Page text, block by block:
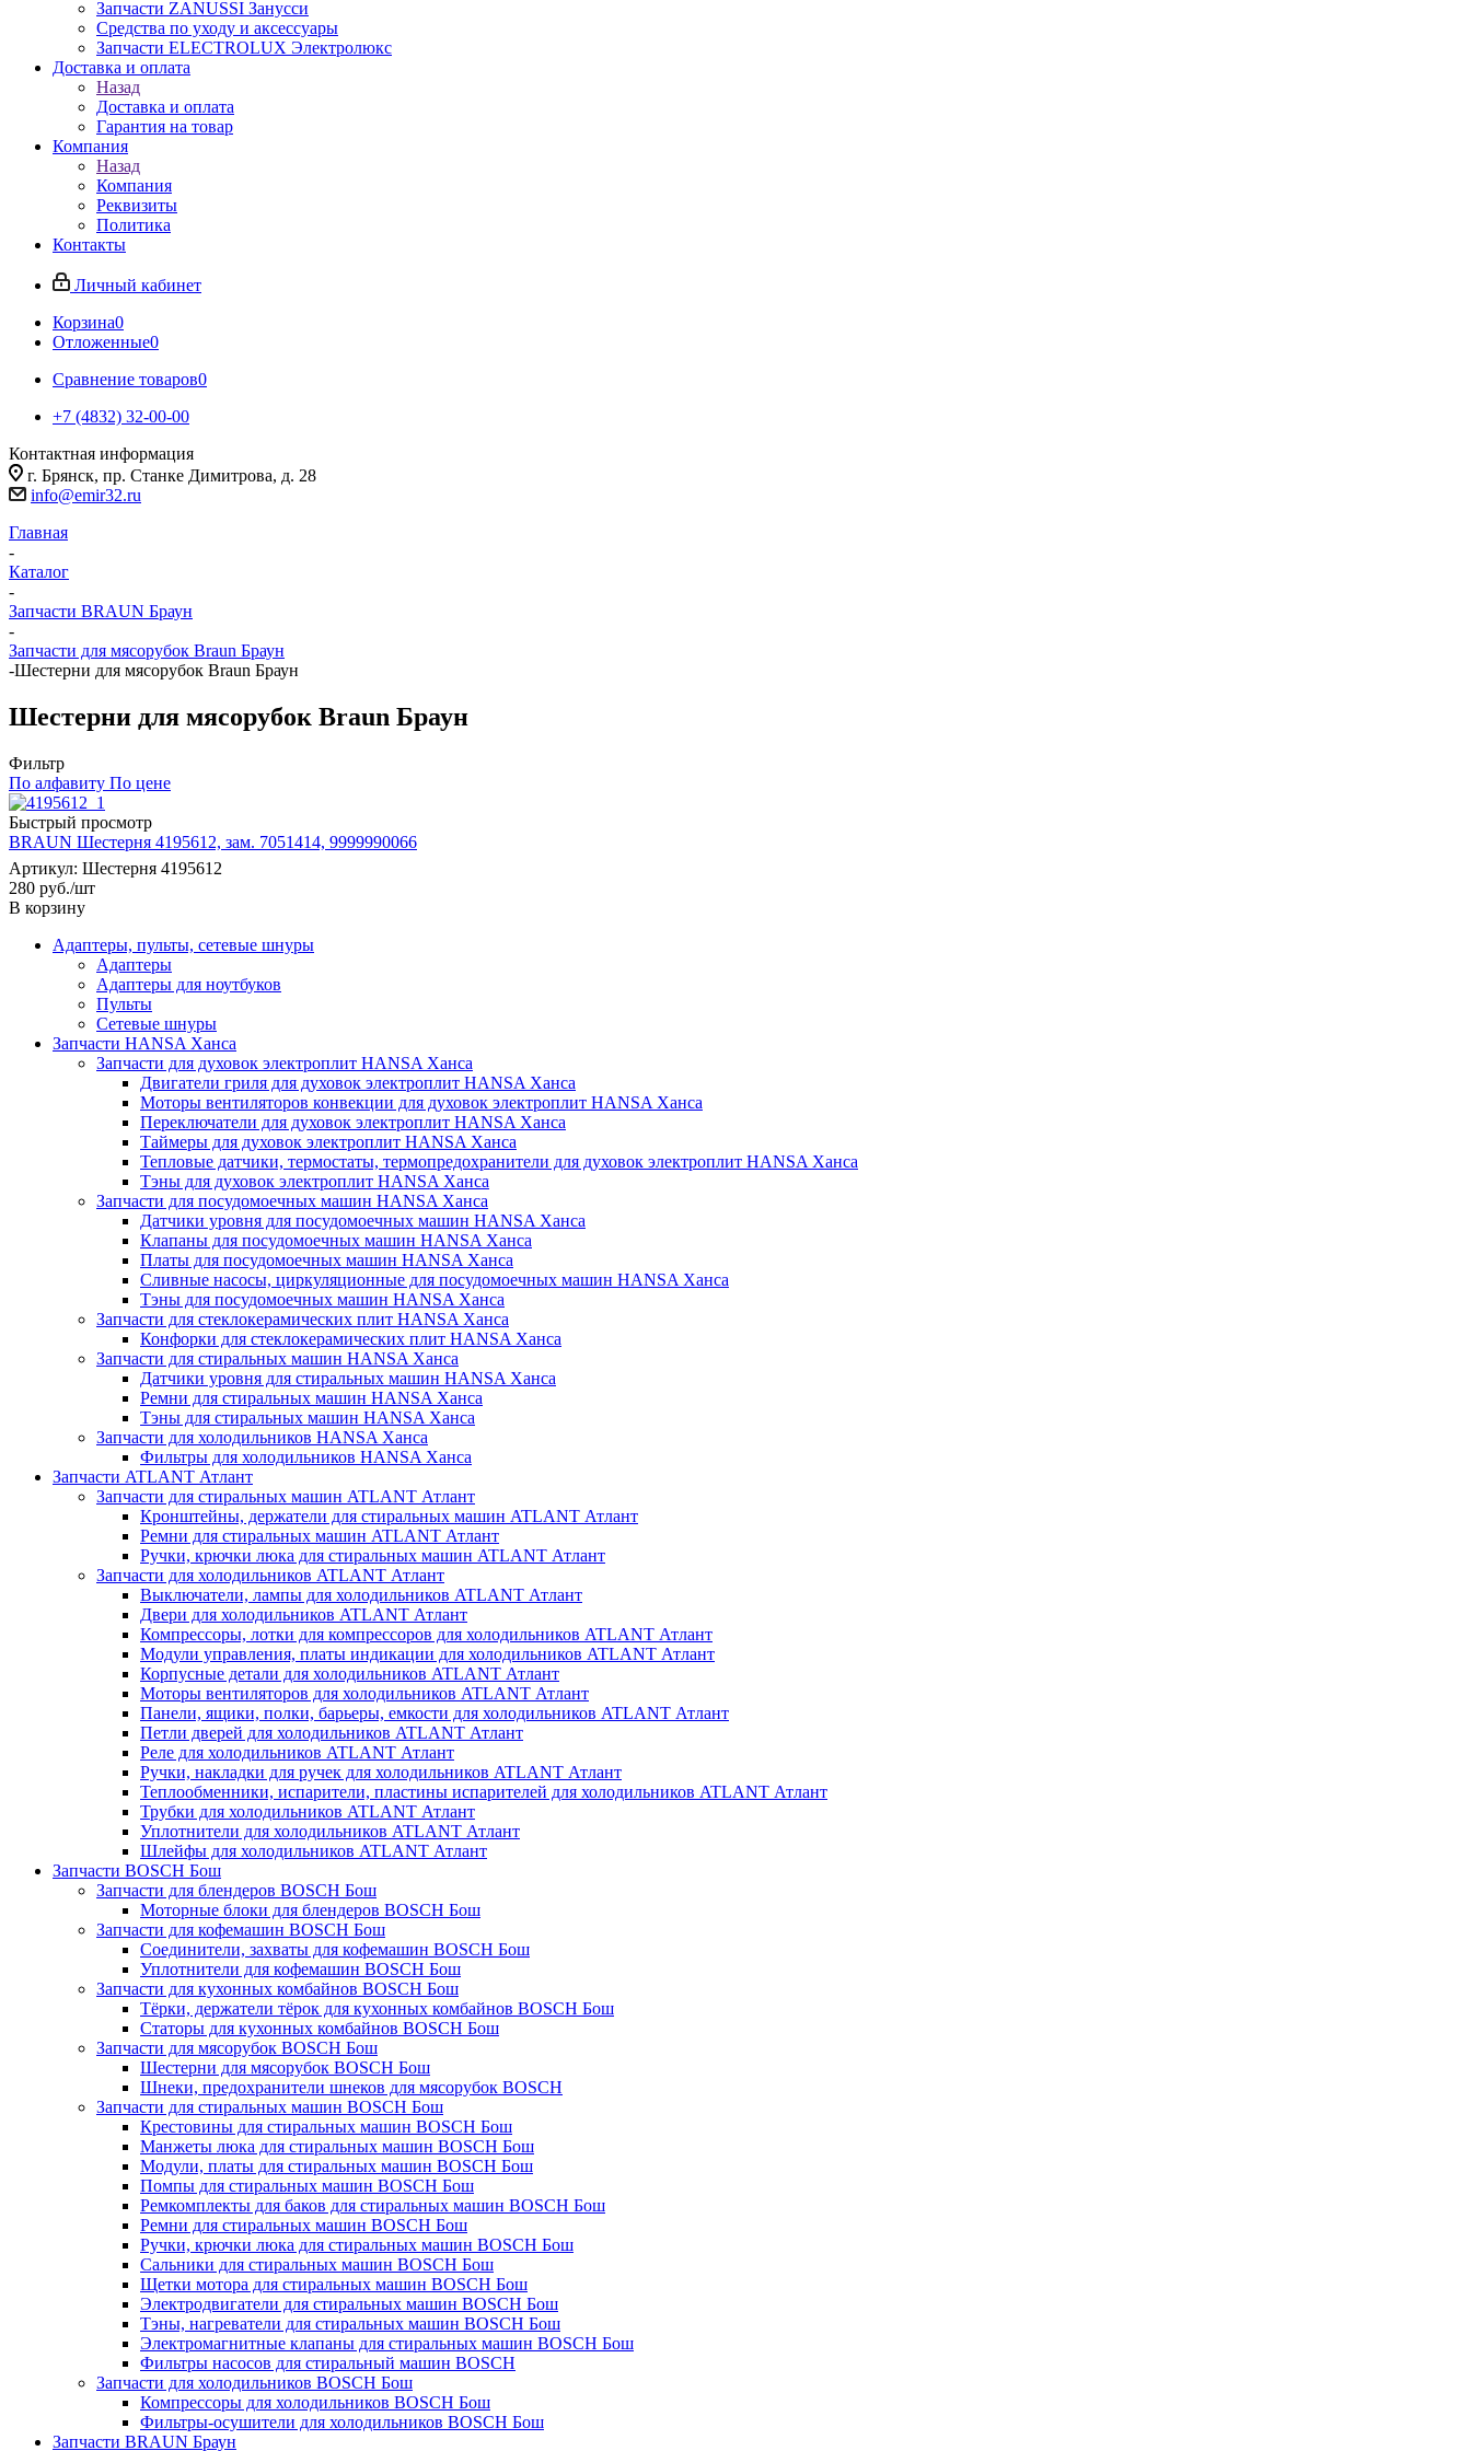
Запчасти ZANUSSI Занусси
Средства по уходу и аксессуары
Запчасти ELECTROLUX Электролюкс
Доставка и оплата
Назад
Доставка и оплата
Гарантия на товар
Компания
Назад
Компания
Реквизиты
Политика
Контакты
Личный кабинет
Корзина0
Отложенные0
Сравнение товаров0
+7 (4832) 32-00-00
Контактная информация
г. Брянск, пр. Станке Димитрова, д. 28
info@emir32.ru
Главная
-
Каталог
-
Запчасти BRAUN Браун
-
Запчасти для мясорубок Braun Браун
-Шестерни для мясорубок Braun Браун
Шестерни для мясорубок Braun Браун
Фильтр
По алфавиту По цене
Быстрый просмотр
BRAUN Шестерня 4195612, зам. 7051414, 9999990066
Артикул: Шестерня 4195612
280 руб./шт
В корзину
Адаптеры, пульты, сетевые шнуры
Адаптеры
Адаптеры для ноутбуков
Пульты
Сетевые шнуры
Запчасти HANSA Ханса
Запчасти для духовок электроплит HANSA Ханса
Двигатели гриля для духовок электроплит HANSA Ханса
Моторы вентиляторов конвекции для духовок электроплит HANSA Ханса
Переключатели для духовок электроплит HANSA Ханса
Таймеры для духовок электроплит HANSA Ханса
Тепловые датчики, термостаты, термопредохранители для духовок электроплит HANSA Ханса
Тэны для духовок электроплит HANSA Ханса
Запчасти для посудомоечных машин HANSA Ханса
Датчики уровня для посудомоечных машин HANSA Ханса
Клапаны для посудомоечных машин HANSA Ханса
Платы для посудомоечных машин HANSA Ханса
Сливные насосы, циркуляционные для посудомоечных машин HANSA Ханса
Тэны для посудомоечных машин HANSA Ханса
Запчасти для стеклокерамических плит HANSA Ханса
Конфорки для стеклокерамических плит HANSA Ханса
Запчасти для стиральных машин HANSA Ханса
Датчики уровня для стиральных машин HANSA Ханса
Ремни для стиральных машин HANSA Ханса
Тэны для стиральных машин HANSA Ханса
Запчасти для холодильников HANSA Ханса
Фильтры для холодильников HANSA Ханса
Запчасти ATLANT Атлант
Запчасти для стиральных машин ATLANT Атлант
Кронштейны, держатели для стиральных машин ATLANT Атлант
Ремни для стиральных машин ATLANT Атлант
Ручки, крючки люка для стиральных машин ATLANT Атлант
Запчасти для холодильников ATLANT Атлант
Выключатели, лампы для холодильников ATLANT Атлант
Двери для холодильников ATLANT Атлант
Компрессоры, лотки для компрессоров для холодильников ATLANT Атлант
Модули управления, платы индикации для холодильников ATLANT Атлант
Корпусные детали для холодильников ATLANT Атлант
Моторы вентиляторов для холодильников ATLANT Атлант
Панели, ящики, полки, барьеры, емкости для холодильников ATLANT Атлант
Петли дверей для холодильников ATLANT Атлант
Реле для холодильников ATLANT Атлант
Ручки, накладки для ручек для холодильников ATLANT Атлант
Теплообменники, испарители, пластины испарителей для холодильников ATLANT Атлант
Трубки для холодильников ATLANT Атлант
Уплотнители для холодильников ATLANT Атлант
Шлейфы для холодильников ATLANT Атлант
Запчасти BOSCH Бош
Запчасти для блендеров BOSCH Бош
Моторные блоки для блендеров BOSCH Бош
Запчасти для кофемашин BOSCH Бош
Соединители, захваты для кофемашин BOSCH Бош
Уплотнители для кофемашин BOSCH Бош
Запчасти для кухонных комбайнов BOSCH Бош
Тёрки, держатели тёрок для кухонных комбайнов BOSCH Бош
Статоры для кухонных комбайнов BOSCH Бош
Запчасти для мясорубок BOSCH Бош
Шестерни для мясорубок BOSCH Бош
Шнеки, предохранители шнеков для мясорубок BOSCH
Запчасти для стиральных машин BOSCH Бош
Крестовины для стиральных машин BOSCH Бош
Манжеты люка для стиральных машин BOSCH Бош
Модули, платы для стиральных машин BOSCH Бош
Помпы для стиральных машин BOSCH Бош
Ремкомплекты для баков для стиральных машин BOSCH Бош
Ремни для стиральных машин BOSCH Бош
Ручки, крючки люка для стиральных машин BOSCH Бош
Сальники для стиральных машин BOSCH Бош
Щетки мотора для стиральных машин BOSCH Бош
Электродвигатели для стиральных машин BOSCH Бош
Тэны, нагреватели для стиральных машин BOSCH Бош
Электромагнитные клапаны для стиральных машин BOSCH Бош
Фильтры насосов для стиральный машин BOSCH
Запчасти для холодильников BOSCH Бош
Компрессоры для холодильников BOSCH Бош
Фильтры-осушители для холодильников BOSCH Бош
Запчасти BRAUN Браун